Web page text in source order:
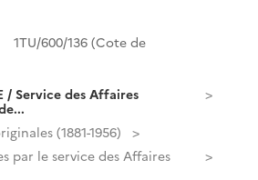
1TU/600/136 (Cote de
/ Service des Affaires
(1881-1956)
par le service des Affaires